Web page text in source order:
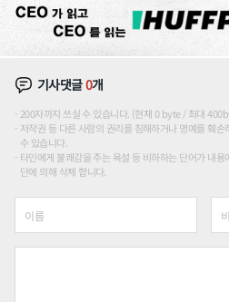
기사댓글0개
200자까지 쓰실 수 있습니다. (현재 0 byte / 최대
저작권 등 다른 사람의 권리를 침해하거나 명예를 훼
수 있습니다.
타인에게 불쾌감을 주는 욕설 등 비하하는 단어가 내
단에 의해 삭제 합니다.